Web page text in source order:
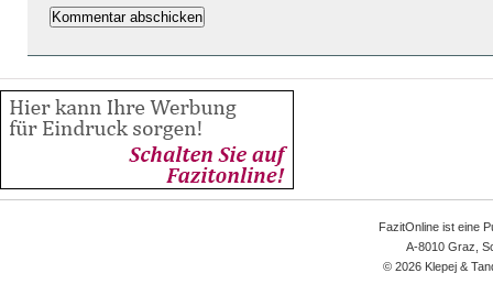
FazitOnline ist eine
A-8010 Graz,
© 2026 Klepej &